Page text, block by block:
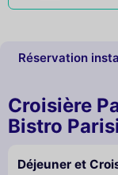
Réservation
Croisière
Bistro
Déjeuner et